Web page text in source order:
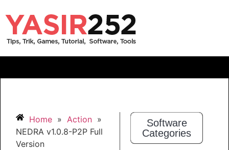
Home » Action »
NEDRA v1.0.8-P2P Full
Version
Software
Categories